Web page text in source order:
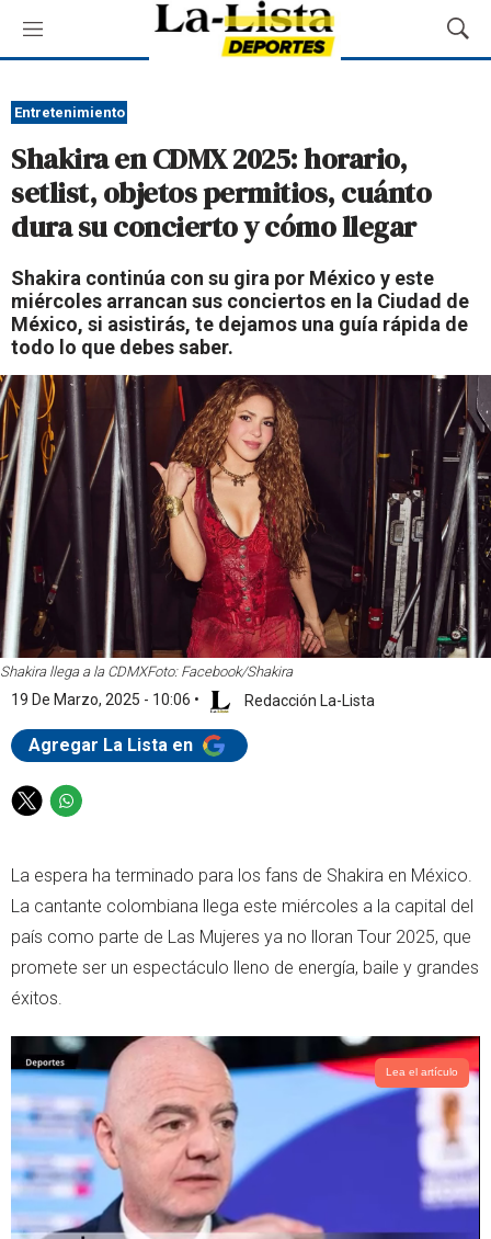
M
e
ú
M
o
u
e
d
Entretenimiento
Shakira en CDMX 2025: horario,
setlist, objetos permitios, cuánto
dura su concierto y cómo llegar
Shakira continúa con su gira por México y este
miércoles arrancan sus conciertos en la Ciudad de
México, si asistirás, te dejamos una guía rápida de
todo lo que debes saber.
Shakira llega a la CDMXFoto: Facebook/Shakira
19 De Marzo, 2025 - 10:06 • Redacción La-Lista
Agregar La Lista en
T
t
t
e
r
W
t
s
p
p
La espera ha terminado para los fans de Shakira en México.
La cantante colombiana llega este miércoles a la capital del
país como parte de Las Mujeres ya no lloran Tour 2025, que
promete ser un espectáculo lleno de energía, baile y grandes
éxitos.
Lea el artículo